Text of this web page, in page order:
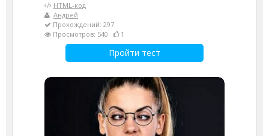
HTML-код
Андрей
Прохождений: 297
Просмотров: 540
1
Пройти тест